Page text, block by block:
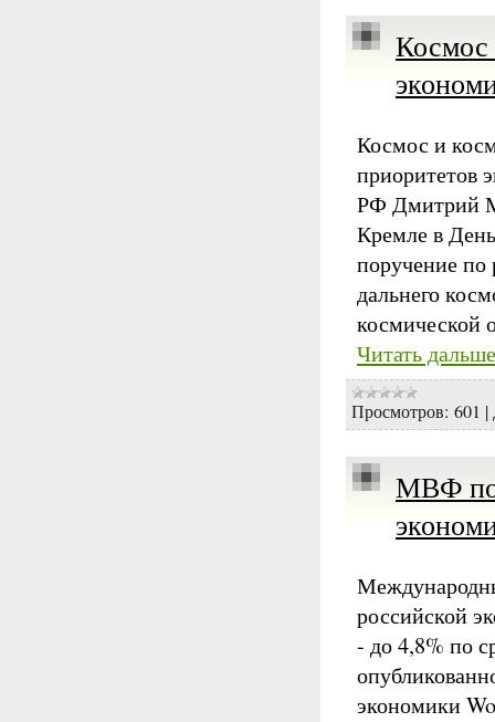
Космос
Космос и
приоритетов
РФ Дмитрий
Кремле в
поручение по
дальнего
космической
Читать
Просмотров: 601 |
МВФ
российской
- до 4,8% по
экономики